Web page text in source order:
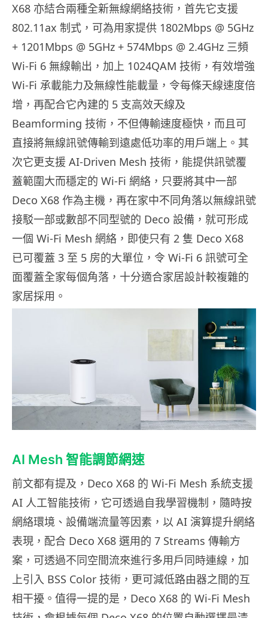
X68 亦結合兩種全新無線網絡技術，首先它支援
802.11ax 制式，可為用家提供 1802Mbps @ 5GHz
+ 1201Mbps @ 5GHz + 574Mbps @ 2.4GHz 三頻
Wi-Fi 6 無線輸出，加上 1024QAM 技術，有效增強
Wi-Fi 承載能力及無線性能載量，令每條天線速度倍
增，再配合它內建的 5 支高效天線及
Beamforming 技術，不但傳輸速度極快，而且可
直接將無線訊號傳輸到遠處低功率的用戶端上。其
次它更支援 AI-Driven Mesh 技術，能提供訊號覆
蓋範圍大而穩定的 Wi-Fi 網絡，只要將其中一部
Deco X68 作為主機，再在家中不同角落以無線訊號
接駁一部或數部不同型號的 Deco 設備，就可形成
一個 Wi-Fi Mesh 網絡，即使只有 2 隻 Deco X68
已可覆蓋 3 至 5 房的大單位，令 Wi-Fi 6 訊號可全
面覆蓋全家每個角落，十分適合家居設計較複雜的
家居採用。
AI Mesh 智能調節網速
前文都有提及，Deco X68 的 Wi-Fi Mesh 系統支援
AI 人工智能技術，它可透過自我學習機制，隨時按
網絡環境、設備端流量等因素，以 AI 演算提升網絡
表現，配合 Deco X68 選用的 7 Streams 傳輸方
案，可透過不同空間流來進行多用戶同時連線，加
上引入 BSS Color 技術，更可減低路由器之間的互
相干擾。值得一提的是，Deco X68 的 Wi-Fi Mesh